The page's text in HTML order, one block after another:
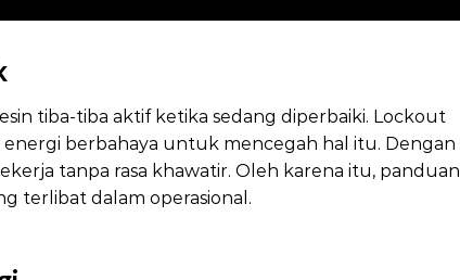
tiba-tiba aktif ketika sedang diperbaiki. Lockout
energi berbahaya untuk mencegah hal itu. Dengan
tanpa rasa khawatir. Oleh karena itu, panduan
terlibat dalam operasional.